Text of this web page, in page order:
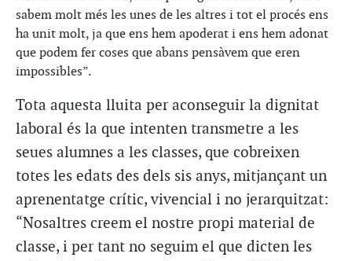
sabem molt més les unes de les altres i tot el procés ens
ha unit molt, ja que ens hem apoderat i ens hem adonat
que podem fer coses que abans pensàvem que eren
impossibles”.
Tota aquesta lluita per aconseguir la dignitat
laboral és la que intenten transmetre a les
seues alumnes a les classes, que cobreixen
totes les edats des dels sis anys, mitjançant un
aprenentatge crític, vivencial i no jerarquitzat:
“Nosaltres creem el nostre propi material de
classe, i per tant no seguim el que dicten les